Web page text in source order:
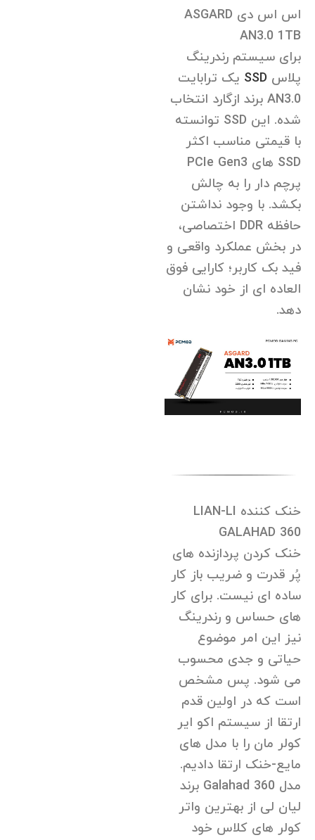
اس اس دی ASGARD
AN3.0 1TB
برای سیستم رندرینگ
پلاس SSD یک ترابایت
AN3.0 برند ازگارد انتخاب
شده. این SSD توانسته
با قیمتی مناسب اکثر
SSD های PCIe Gen3
پرچم دار را به چالش
بکشد. با وجود نداشتن
حافظه DDR اختصاصی،
در بخش عملکرد واقعی و
فید بک کاربر؛ کارایی فوق
العاده ای از خود نشان
دهد.
خنک کننده LIAN-LI
GALAHAD 360
خنک کردن پردازنده های
پُر قدرت و ضریب باز کار
ساده ای نیست. برای کار
های حساس و رندرینگ
نیز این امر موضوع
حیاتی و جدی محسوب
می شود. پس مشخص
است که در اولین قدم
ارتقا از سیستم اکو ایر
کولر مان را با مدل های
مایع-خنک ارتقا دادیم.
مدل Galahad 360 برند
لیان لی از بهترین واتر
کولر های کلاس خود